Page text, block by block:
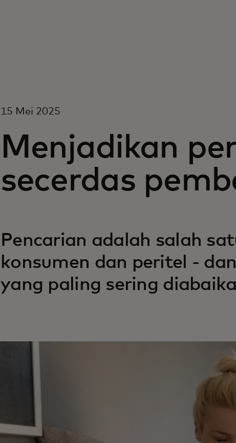
15 Mei 2025
Menjadikan
secerdas
Pencarian adalah salah
konsumen dan peritel -
yang paling sering